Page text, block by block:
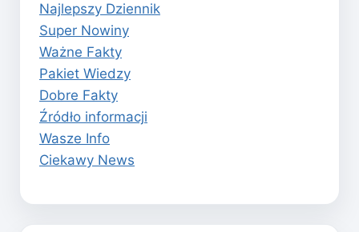
Najlepszy Dziennik
Super Nowiny
Ważne Fakty
Pakiet Wiedzy
Dobre Fakty
Źródło informacji
Wasze Info
Ciekawy News